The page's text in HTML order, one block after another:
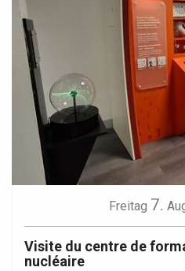
Freitag 7.
Visite du centre de
nucléaire